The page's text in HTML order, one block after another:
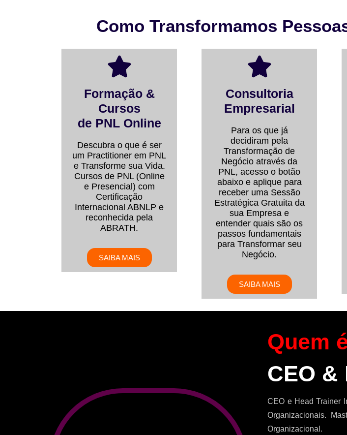
Como Transformamos
Formação &
Cursos
de PNL Online
Descubra o que é ser
um Practitioner em PNL
e Transforme sua Vida.
Cursos de PNL (Online
e Presencial) com
Certificação
Internacional ABNLP e
reconhecida pela
ABRATH.
SAIBA MAIS
Consultoria
Empresarial
Para os que já
decidiram pela
Transformação de
Negócio através da
PNL, acesso o botão
abaixo e aplique para
receber uma Sessão
Estratégica Gratuita da
sua Empresa e
entender quais são os
passos fundamentais
para Transformar seu
Negócio.
SAIBA MAIS
Quem
CEO &
CEO e Head Trainer
Organizacionais.
Organizacional.